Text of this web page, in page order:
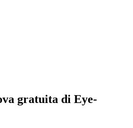
gratuita di Eye-